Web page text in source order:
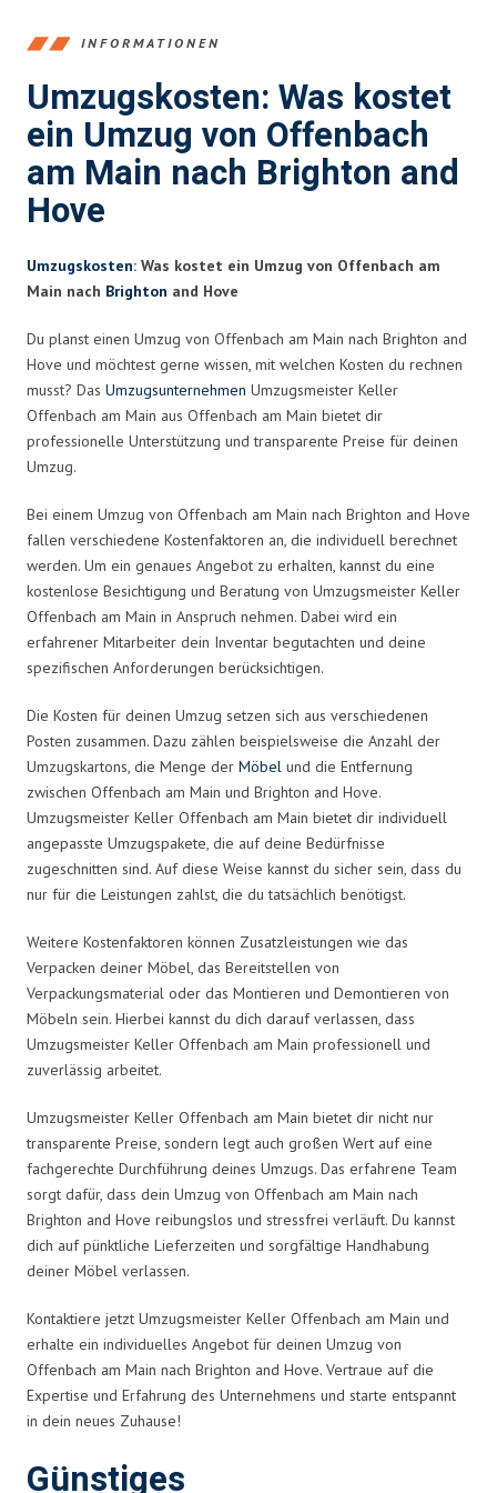
INFORMATIONEN
Umzugskosten: Was kostet
ein Umzug von Offenbach
am Main nach Brighton and
Hove
Umzugskosten: Was kostet ein Umzug von Offenbach am
Main nach Brighton and Hove
Du planst einen Umzug von Offenbach am Main nach Brighton and
Hove und möchtest gerne wissen, mit welchen Kosten du rechnen
musst? Das Umzugsunternehmen Umzugsmeister Keller
Offenbach am Main aus Offenbach am Main bietet dir
professionelle Unterstützung und transparente Preise für deinen
Umzug.
Bei einem Umzug von Offenbach am Main nach Brighton and Hove
fallen verschiedene Kostenfaktoren an, die individuell berechnet
werden. Um ein genaues Angebot zu erhalten, kannst du eine
kostenlose Besichtigung und Beratung von Umzugsmeister Keller
Offenbach am Main in Anspruch nehmen. Dabei wird ein
erfahrener Mitarbeiter dein Inventar begutachten und deine
spezifischen Anforderungen berücksichtigen.
Die Kosten für deinen Umzug setzen sich aus verschiedenen
Posten zusammen. Dazu zählen beispielsweise die Anzahl der
Umzugskartons, die Menge der Möbel und die Entfernung
zwischen Offenbach am Main und Brighton and Hove.
Umzugsmeister Keller Offenbach am Main bietet dir individuell
angepasste Umzugspakete, die auf deine Bedürfnisse
zugeschnitten sind. Auf diese Weise kannst du sicher sein, dass du
nur für die Leistungen zahlst, die du tatsächlich benötigst.
Weitere Kostenfaktoren können Zusatzleistungen wie das
Verpacken deiner Möbel, das Bereitstellen von
Verpackungsmaterial oder das Montieren und Demontieren von
Möbeln sein. Hierbei kannst du dich darauf verlassen, dass
Umzugsmeister Keller Offenbach am Main professionell und
zuverlässig arbeitet.
Umzugsmeister Keller Offenbach am Main bietet dir nicht nur
transparente Preise, sondern legt auch großen Wert auf eine
fachgerechte Durchführung deines Umzugs. Das erfahrene Team
sorgt dafür, dass dein Umzug von Offenbach am Main nach
Brighton and Hove reibungslos und stressfrei verläuft. Du kannst
dich auf pünktliche Lieferzeiten und sorgfältige Handhabung
deiner Möbel verlassen.
Kontaktiere jetzt Umzugsmeister Keller Offenbach am Main und
erhalte ein individuelles Angebot für deinen Umzug von
Offenbach am Main nach Brighton and Hove. Vertraue auf die
Expertise und Erfahrung des Unternehmens und starte entspannt
in dein neues Zuhause!
Günstiges